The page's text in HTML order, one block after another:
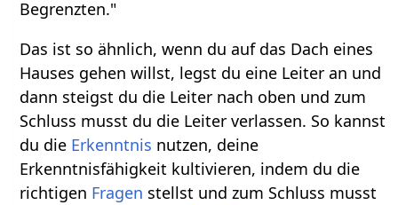
Begrenzten."
Das ist so ähnlich, wenn du auf das Dach eines
Hauses gehen willst, legst du eine Leiter an und
dann steigst du die Leiter nach oben und zum
Schluss musst du die Leiter verlassen. So kannst
du die Erkenntnis nutzen, deine
Erkenntnisfähigkeit kultivieren, indem du die
richtigen Fragen stellst und zum Schluss musst